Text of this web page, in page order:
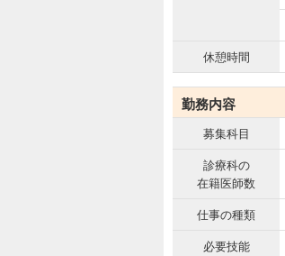
休憩時間
勤務内容
募集科目
診療科の
在籍医師数
仕事の種類
必要技能